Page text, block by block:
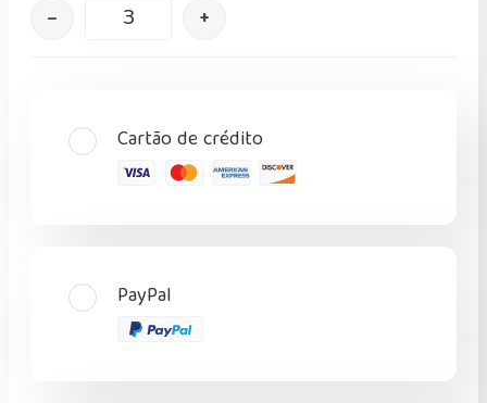
– +
Cartão de crédito
PayPal